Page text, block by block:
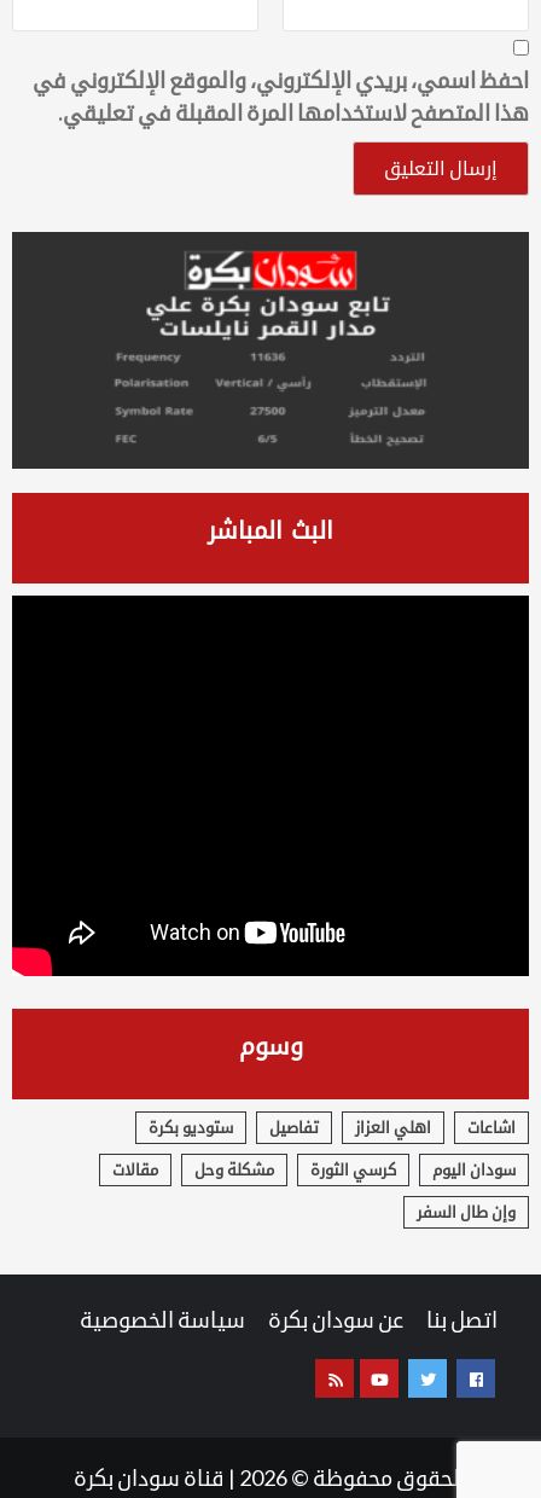
احفظ اسمي، بريدي الإلكتروني، والموقع الإلكتروني في
هذا المتصفح لاستخدامها المرة المقبلة في تعليقي.
البث المباشر
وسوم
اشاعات اهلي العزاز تفاصيل ستوديو بكرة
سودان اليوم كرسي الثورة مشكلة وحل مقالات
وإن طال السفر
اتصل بنا عن سودان بكرة سياسة الخصوصية
جميع الحقوق محفوظة © 2026 | قناة سودان بكرة